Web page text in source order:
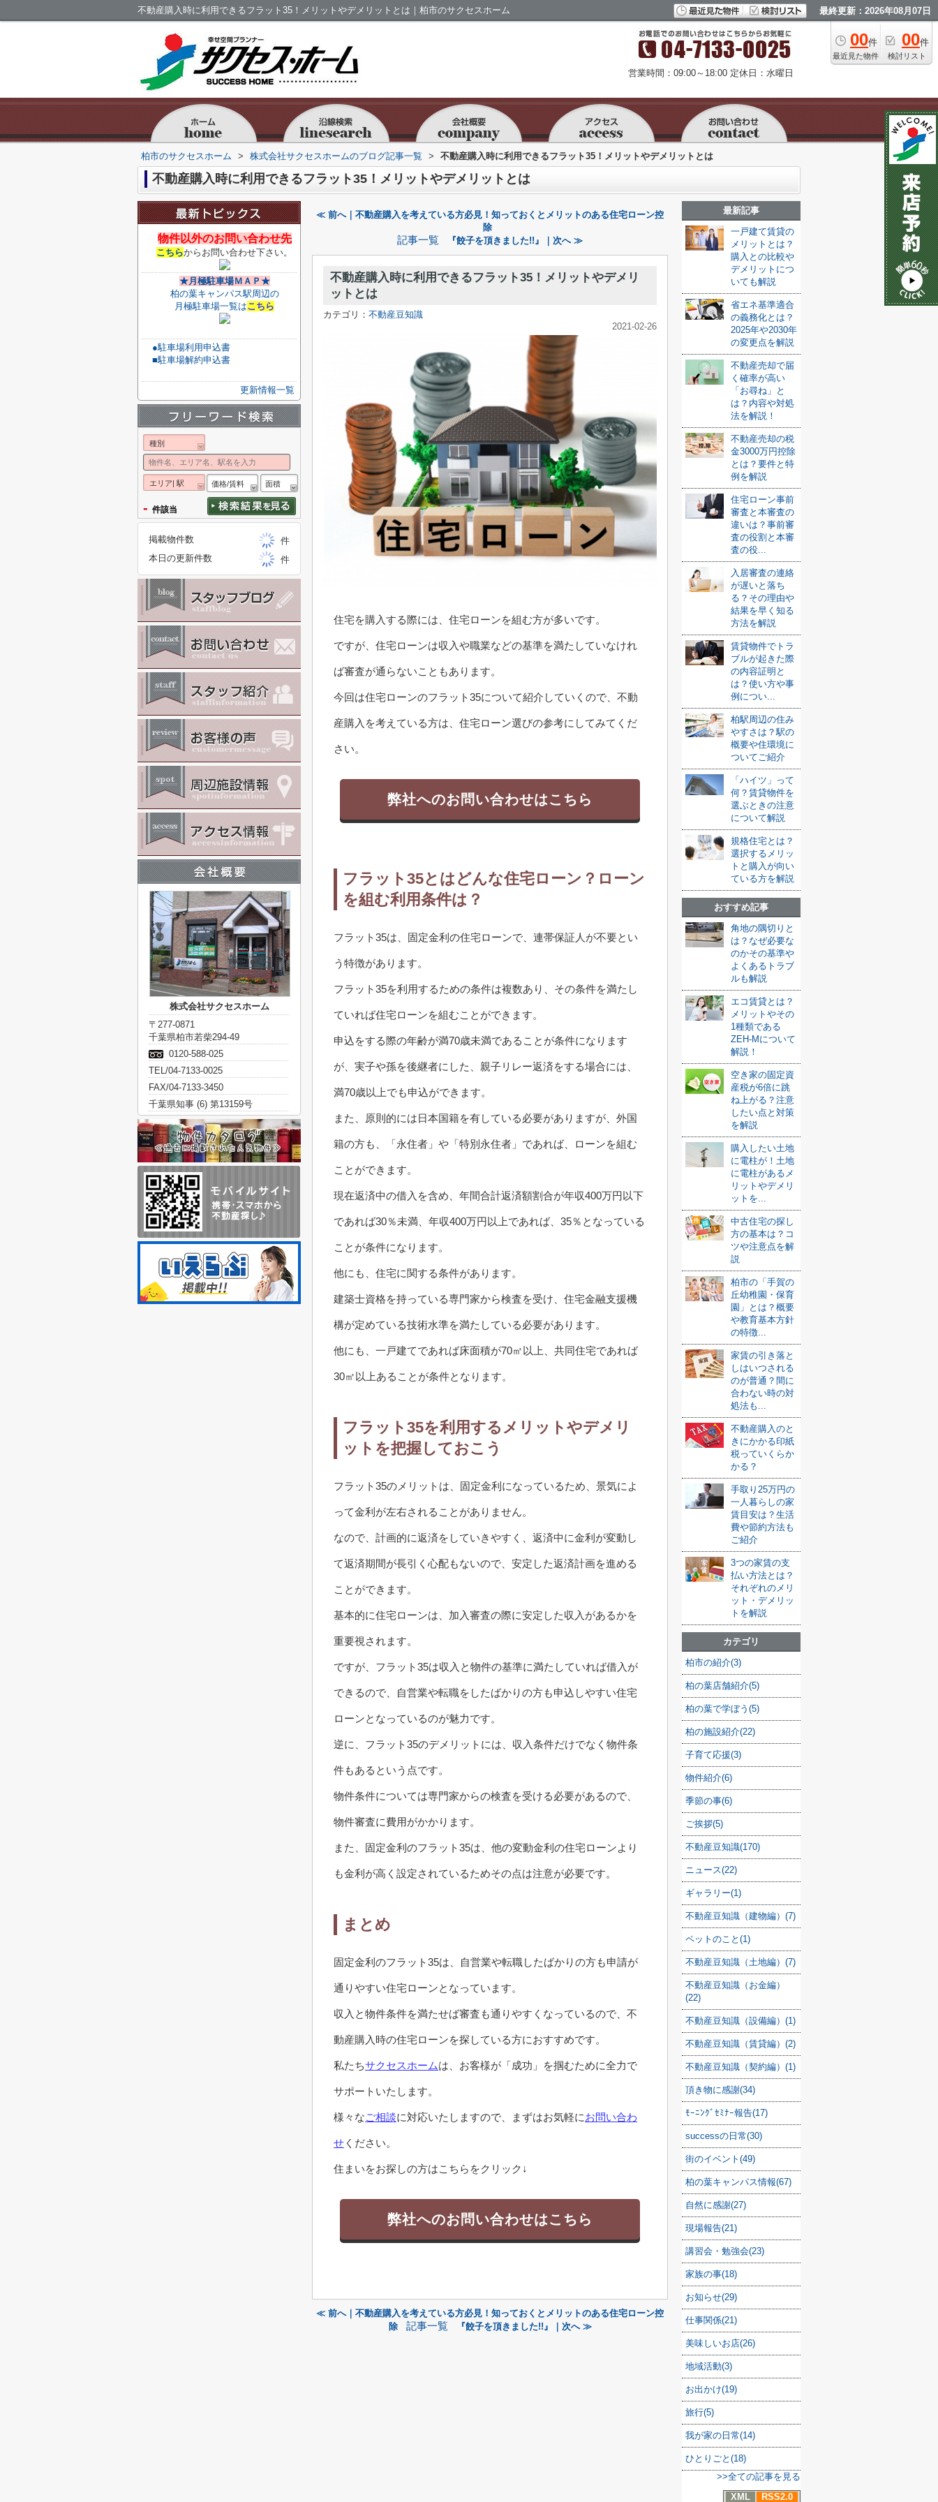
不動産購入時に利用できるフラット35！メリットやデメリットとは｜柏市のサクセスホーム 最終更新：2026年08月07日
00件
最近見た物件
00件
検討リスト
営業時間：09:00～18:00 定休日：水曜日
柏市のサクセスホーム > 株式会社サクセスホームのブログ記事一覧 > 不動産購入時に利用できるフラット35！メリットやデメリットとは
不動産購入時に利用できるフラット35！メリットやデメリットとは
≪ 前へ｜不動産購入を考えている方必見！知っておくとメリットのある住宅ローン控
除
記事一覧 『餃子を頂きました!!』｜次へ ≫
不動産購入時に利用できるフラット35！メリットやデメリ
ットとは
カテゴリ： 不動産豆知識
2021-02-26
住宅を購入する際には、住宅ローンを組む方が多いです。
ですが、住宅ローンは収入や職業などの基準を満たしていなけれ
ば審査が通らないこともあります。
今回は住宅ローンのフラット35について紹介していくので、不動
産購入を考えている方は、住宅ローン選びの参考にしてみてくだ
さい。
弊社へのお問い合わせはこちら
フラット35とはどんな住宅ローン？ローン
を組む利用条件は？
フラット35は、固定金利の住宅ローンで、連帯保証人が不要とい
う特徴があります。
フラット35を利用するための条件は複数あり、その条件を満たし
ていれば住宅ローンを組むことができます。
申込をする際の年齢が満70歳未満であることが条件になります
が、実子や孫を後継者にした、親子リレー返済をする場合には、
満70歳以上でも申込ができます。
また、原則的には日本国籍を有している必要がありますが、外国
籍の方も、「永住者」や「特別永住者」であれば、ローンを組む
ことができます。
現在返済中の借入を含め、年間合計返済額割合が年収400万円以下
であれば30％未満、年収400万円以上であれば、35％となっている
ことが条件になります。
他にも、住宅に関する条件があります。
建築士資格を持っている専門家から検査を受け、住宅金融支援機
構が定めている技術水準を満たしている必要があります。
他にも、一戸建てであれば床面積が70㎡以上、共同住宅であれば
30㎡以上あることが条件となります。
フラット35を利用するメリットやデメリ
ットを把握しておこう
フラット35のメリットは、固定金利になっているため、景気によ
って金利が左右されることがありません。
なので、計画的に返済をしていきやすく、返済中に金利が変動し
て返済期間が長引く心配もないので、安定した返済計画を進める
ことができます。
基本的に住宅ローンは、加入審査の際に安定した収入があるかを
重要視されます。
ですが、フラット35は収入と物件の基準に満たしていれば借入が
できるので、自営業や転職をしたばかりの方も申込しやすい住宅
ローンとなっているのが魅力です。
逆に、フラット35のデメリットには、収入条件だけでなく物件条
件もあるという点です。
物件条件については専門家からの検査を受ける必要があるので、
物件審査に費用がかかります。
また、固定金利のフラット35は、他の変動金利の住宅ローンより
も金利が高く設定されているためその点は注意が必要です。
まとめ
固定金利のフラット35は、自営業や転職したばかりの方も申請が
通りやすい住宅ローンとなっています。
収入と物件条件を満たせば審査も通りやすくなっているので、不
動産購入時の住宅ローンを探している方におすすめです。
私たちサクセスホームは、お客様が「成功」を掴むために全力で
サポートいたします。
様々なご相談に対応いたしますので、まずはお気軽にお問い合わ
せ ください。
住まいをお探しの方はこちらをクリック↓
弊社へのお問い合わせはこちら
≪ 前へ｜不動産購入を考えている方必見！知っておくとメリットのある住宅ローン控
除
記事一覧 『餃子を頂きました!!』｜次へ ≫
最新記事
一戸建て賃貸の
メリットとは？
購入との比較や
デメリットにつ
いても解説
省エネ基準適合
の義務化とは？
2025年や2030年
の変更点を解説
不動産売却で届
く確率が高い
「お尋ね」と
は？内容や対処
法を解説！
不動産売却の税
金3000万円控除
とは？要件と特
例を解説
住宅ローン事前
審査と本審査の
違いは？事前審
査の役割と本審
査の役...
入居審査の連絡
が遅いと落ち
る？その理由や
結果を早く知る
方法を解説
賃貸物件でトラ
ブルが起きた際
の内容証明と
は？使い方や事
例につい...
柏駅周辺の住み
やすさは？駅の
概要や住環境に
ついてご紹介
「ハイツ」って
何？賃貸物件を
選ぶときの注意
について解説
規格住宅とは？
選択するメリッ
トと購入が向い
ている方を解説
おすすめ記事
角地の隅切りと
は？なぜ必要な
のかその基準や
よくあるトラブ
ルも解説
エコ賃貸とは？
メリットやその
1種類である
ZEH-Mについて
解説！
空き家の固定資
産税が6倍に跳
ね上がる？注意
したい点と対策
を解説
購入したい土地
に電柱が！土地
に電柱があるメ
リットやデメリ
ットを...
中古住宅の探し
方の基本は？コ
ツや注意点を解
説
柏市の「手賀の
丘幼稚園・保育
園」とは？概要
や教育基本方針
の特徴...
家賃の引き落と
しはいつされる
のが普通？間に
合わない時の対
処法も...
不動産購入のと
きにかかる印紙
税っていくらか
かる？
手取り25万円の
一人暮らしの家
賃目安は？生活
費や節約方法も
ご紹介
3つの家賃の支
払い方法とは？
それぞれのメリ
ット・デメリッ
トを解説
カテゴリ
柏市の紹介(3)
柏の葉店舗紹介(5)
柏の葉で学ぼう(5)
柏の施設紹介(22)
子育て応援(3)
物件紹介(6)
季節の事(6)
ご挨拶(5)
不動産豆知識(170)
ニュース(22)
ギャラリー(1)
不動産豆知識（建物編）(7)
ペットのこと(1)
不動産豆知識（土地編）(7)
不動産豆知識（お金編）
(22)
不動産豆知識（設備編）(1)
不動産豆知識（賃貸編）(2)
不動産豆知識（契約編）(1)
頂き物に感謝(34)
ﾓｰﾆﾝｸﾞｾﾐﾅｰ報告(17)
successの日常(30)
街のイベント(49)
柏の葉キャンパス情報(67)
自然に感謝(27)
現場報告(21)
講習会・勉強会(23)
家族の事(18)
お知らせ(29)
仕事関係(21)
美味しいお店(26)
地域活動(3)
お出かけ(19)
旅行(5)
我が家の日常(14)
ひとりごと(18)
>>全ての記事を見る
XML
RSS2.0
物件以外のお問い合わせ先
こちらからお問い合わせ下さい。
★月極駐車場ＭＡＰ★
柏の葉キャンパス駅周辺の
月極駐車場一覧はこちら
●駐車場利用申込書
■駐車場解約申込書
更新情報一覧
種別
エリア| 駅 価格/賃料 面積
- 件該当
掲載物件数
件
本日の更新件数
件
株式会社サクセスホーム
〒277-0871
千葉県柏市若柴294-49
0120-588-025
TEL/04-7133-0025
FAX/04-7133-3450
千葉県知事 (6) 第13159号